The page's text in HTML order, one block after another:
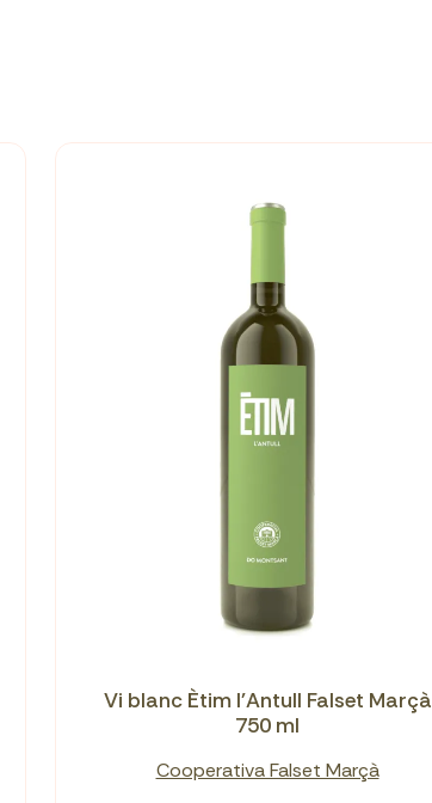
Vi blanc Ètim l'Antull Falset Marçà
750 ml
Cooperativa Falset Marçà